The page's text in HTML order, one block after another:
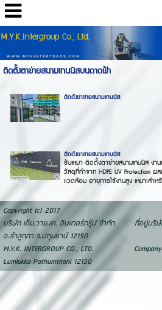
M.Y.K.Intergroup Co., Ltd.
ติดตั้งตาข่ายสนามเทนนิสบนดาดฟ้า
ติดตั้งตาข่ายสนามเทนนิส
ติดตั้งตาข่ายสนามเทนนิส
รับเหมา ติดตั้งตาข่ายสนามเทนนิส งา
วัสดุที่ทำจาก HDPE UV Protection
แวดล้อม อายุการใช้งานสูง เหมาะสำห
Copyright (c) 2017
บริษัท เอ็ม.วาย.เค. อินเตอร์กรุ๊ป จำกัด ที่อยู่บริษั
อ.ลำลูกกา จ.ปทุมธานี 12150
M.Y.K. INTERGROUP CO., LTD. Company
Lumlukka Pathumthani 12150